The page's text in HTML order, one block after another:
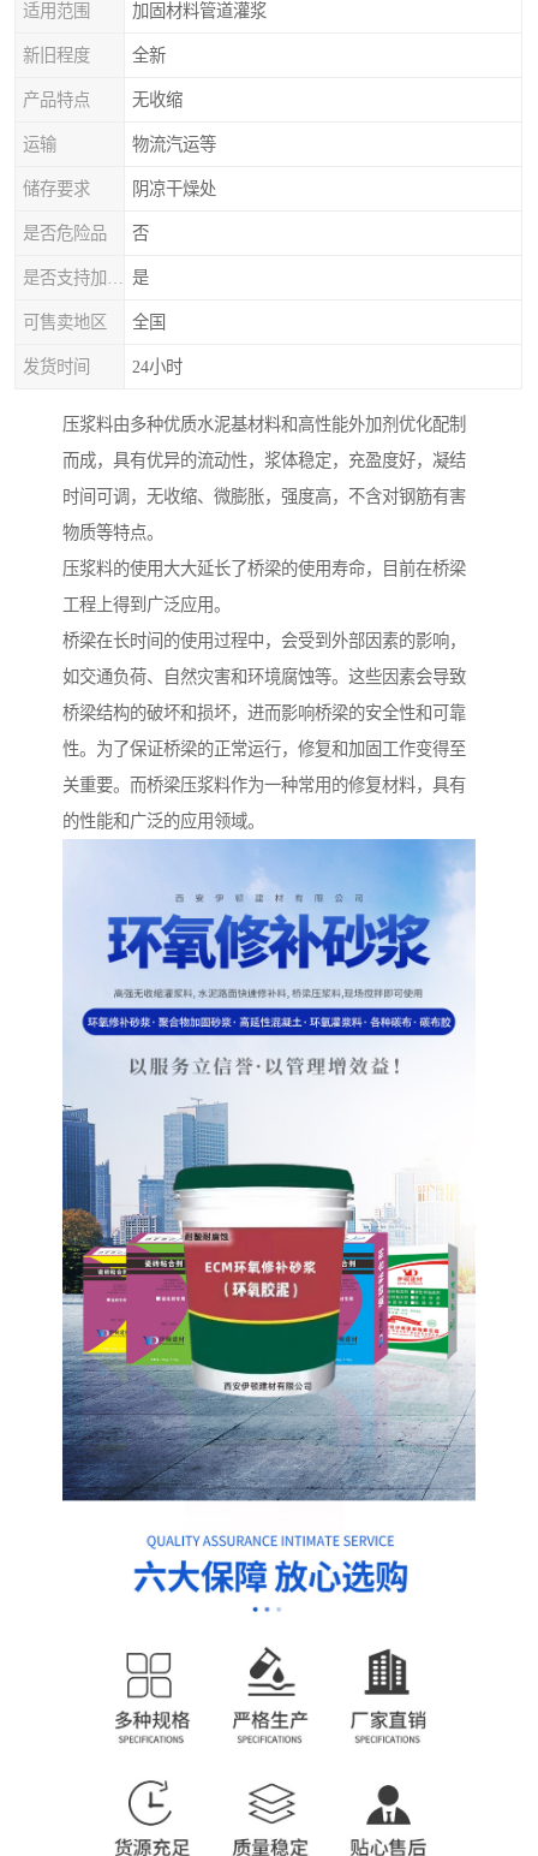
适用范围 加固材料管道灌浆
新旧程度 全新
产品特点 无收缩
运输 物流汽运等
储存要求 阴凉干燥处
是否危险品 否
是
可售卖地区 全国
发货时间 24小时
压浆料由多种优质水泥基材料和高性能外加剂优化配制
而成，具有优异的流动性，浆体稳定，充盈度好，凝结
时间可调，无收缩、微膨胀，强度高，不含对钢筋有害
物质等特点。
压浆料的使用大大延长了桥梁的使用寿命，目前在桥梁
工程上得到广泛应用。
桥梁在长时间的使用过程中，会受到外部因素的影响，
如交通负荷、自然灾害和环境腐蚀等。这些因素会导致
桥梁结构的破坏和损坏，进而影响桥梁的安全性和可靠
性。为了保证桥梁的正常运行，修复和加固工作变得至
关重要。而桥梁压浆料作为一种常用的修复材料，具有
的性能和广泛的应用领域。